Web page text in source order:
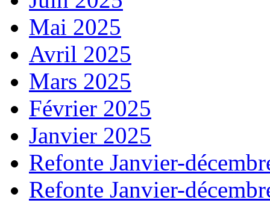
Mai 2025
Avril 2025
Mars 2025
Février 2025
Janvier 2025
Refonte Janvier-
Refonte Janvier-